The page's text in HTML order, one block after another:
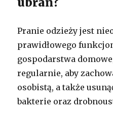
Pranie odzieży jest
prawidłowego
gospodarstwa
regularnie, aby
osobistą, a także
bakterie oraz